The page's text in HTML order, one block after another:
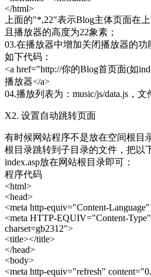
</html>
上面的"*,22"表示Blog主体页面在
且播放器的高度为22象素；
03.在播放器中增加关闭播放器的
如下代码：
<a href="http://你的Blog首页面(如
播放器</a>
04.播放列表为：music/js/data.js，文
X2. 设置自动跳转页面
有时候网站程序不是放在空间根目
根目录跳转到子目录的文件，把以
index.asp放在网站根目录即可：
程序代码
<html>
<head>
<meta http-equiv="Content-
<meta HTTP-EQUIV="Content-
charset=gb2312">
<title></title>
</head>
<body>
<meta http-equiv="refresh"